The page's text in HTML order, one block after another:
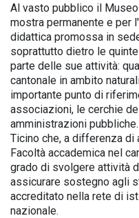
Al vasto pubblico il
mostra permanente e per
didattica promossa in
soprattutto dietro le
parte delle sue attività:
cantonale in ambito
importante punto di
associazioni, le cerchie
amministrazioni
Ticino che, a differenza di
Facoltà accademica nel
grado di svolgere attività
assicurare sostegno agli
accreditato nella rete di
nazionale.